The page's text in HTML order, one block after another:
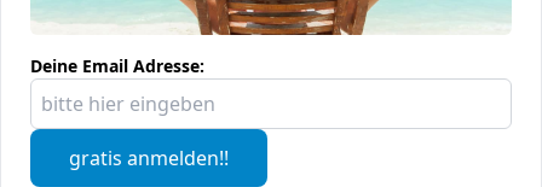
Deine Email Adresse:
gratis anmelden!!